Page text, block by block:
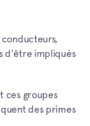
d'être impliqués
ces groupes
des primes